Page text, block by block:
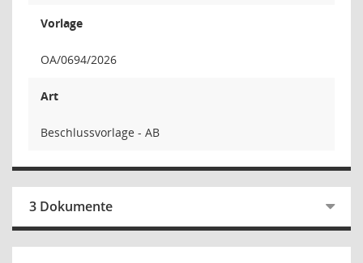
Vorlage
OA/0694/2026
Art
Beschlussvorlage - AB
3 Dokumente